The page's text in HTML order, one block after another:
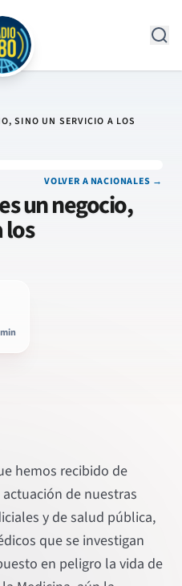
SINO UN SERVICIO A LOS
VOLVER A NACIONALES →
un negocio,
los
hemos recibido de
de nuestras
y de salud pública,
que se investigan
en peligro la vida de